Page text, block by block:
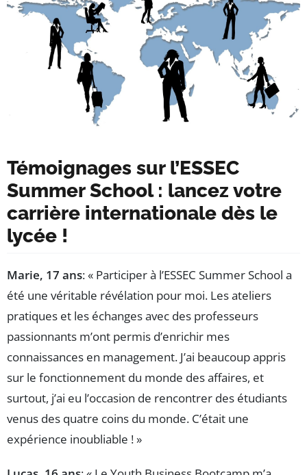
Témoignages sur l’ESSEC
Summer School : lancez votre
carrière internationale dès le
lycée !
Marie, 17 ans: « Participer à l’ESSEC Summer School a
été une véritable révélation pour moi. Les ateliers
pratiques et les échanges avec des professeurs
passionnants m’ont permis d’enrichir mes
connaissances en management. J’ai beaucoup appris
sur le fonctionnement du monde des affaires, et
surtout, j’ai eu l’occasion de rencontrer des étudiants
venus des quatre coins du monde. C’était une
expérience inoubliable ! »